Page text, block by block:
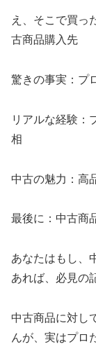
え、そこで買っ
古商品購入先
驚きの事実：プ
リアルな経験：
相
中古の魅力：高
最後に：中古商
あなたはもし、
あれば、必見の
中古商品に対し
んが、実はプロ